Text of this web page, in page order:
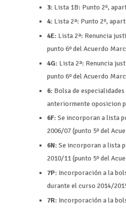
3: Lista 1B: Punto 2º,
4: Lista 2ª: Punto 2º,
4E: Lista 2ª: Renuncia
punto 6º del Acuerdo
4G: Lista 2ª: Renuncia
punto 6º del Acuerdo
6: Bolsa de
anteriormente oposicion
6F: Se incorporan a lista
2006/07 (punto 5º del
6N: Se incorporan a lista
2010/11 (punto 5º del
7P: Incorporación a la
durante el curso 2014/
7R: Incorporación a la